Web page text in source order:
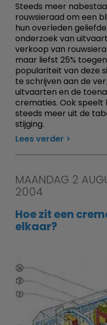
Steeds meer
rouwsieraad om een
hun overleden
onderzoek van
verkoop van
maar liefst 25%
populariteit van deze
te schrijven aan de
uitvaarten en de
crematies. Ook
steeds meer uit de
stijging.
Lees verder
MAANDAG 2
2004
Hoe zit een
elkaar?